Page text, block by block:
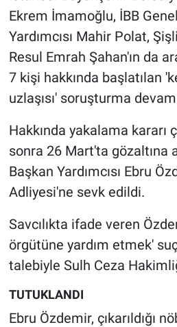
Ekrem İmamoğlu, İBB
Yardımcısı Mahir Polat,
Resul Emrah Şahan'ın da
7 kişi hakkında başlatılan
uzlaşısı' soruşturma
Hakkında yakalama kararı
sonra 26 Mart'ta gözaltına
Başkan Yardımcısı Ebru
Adliyesi'ne sevk edildi.
Savcılıkta ifade veren
örgütüne yardım etmek'
talebiyle Sulh Ceza
TUTUKLANDI
Ebru Özdemir, çıkarıldığı
Gündem Özel
Günün görüntüsü
Haber
İlan
Kimdir
Kültür Sanat
Ne demişti
Nedir